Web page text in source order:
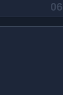
06